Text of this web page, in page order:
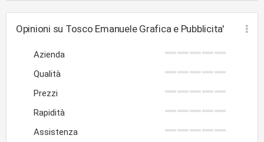
Opinioni su Tosco Emanuele Grafica e Pubblicita'
Azienda
Qualità
Prezzi
Rapidità
Assistenza